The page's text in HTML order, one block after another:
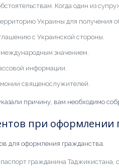
Когда один из
Украины для получения
с Украинской стороны.
значением.
информации.
священослужителей.
причину, вам необходимо
при оформлении
для оформления гражданства.
гражданина Таджикистана,